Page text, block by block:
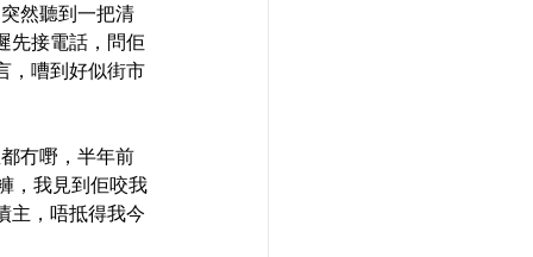
然聽到一把清
先接電話，問佢
，嘈到好似街市
冇嘢，半年前
，我見到佢咬我
主，唔抵得我今